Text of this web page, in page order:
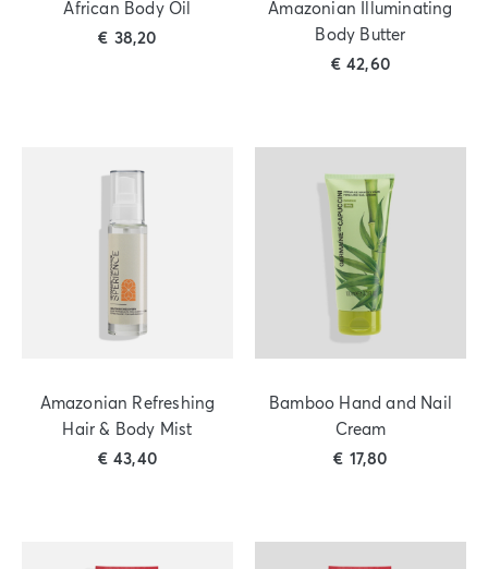
African Body Oil
€ 38,20
Amazonian Illuminating
Body Butter
€ 42,60
Amazonian Refreshing
Hair & Body Mist
€ 43,40
Bamboo Hand and Nail
Cream
€ 17,80